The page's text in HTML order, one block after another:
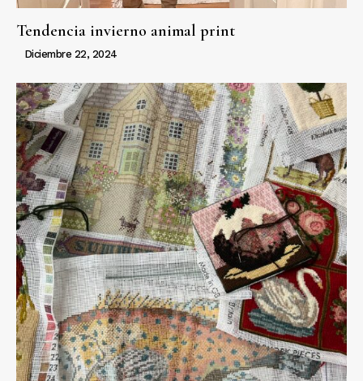
Tendencia invierno animal print
Diciembre 22, 2024